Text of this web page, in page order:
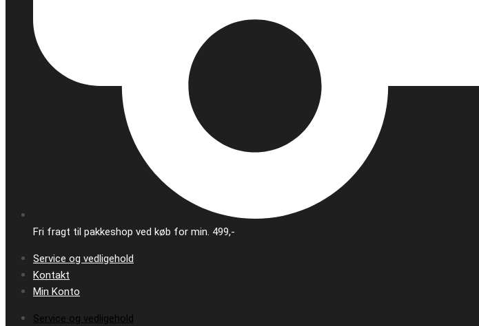
Fri fragt til pakkeshop ved køb for min. 499,-
Service og vedligehold
Kontakt
Min Konto
Service og vedligehold